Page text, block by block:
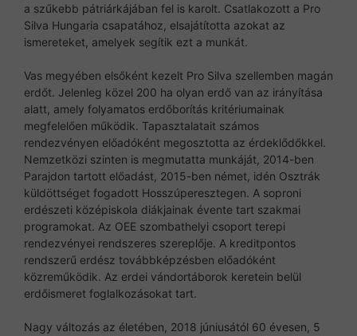
a szűkebb pátriárkájában fel is karolt. Csatlakozott a Pro
Silva Hungaria csapatához, elsajátította azokat az
ismereteket, amelyek segítik ezt a munkát.
Vas megyében elsőként kezelt Pro Silva szellemben magán
erdőt. Jelenleg közel 200 ha olyan erdő van az irányítása
alatt, amely folyamatos erdőborítás kritériumainak
megfelelően működik. Tapasztalatait számos
rendezvényen előadóként megosztotta az érdeklődőkkel.
Nemzetközi szinten is megmutatta munkáját, 2014-ben
Parajdon tartott előadást, 2015-ben német, idén Osztrák
küldöttséget fogadott Hosszúperesztegen. A soproni
erdészeti középiskola diákjainak évente tart szakmai
programokat. Az OEE szombathelyi csoport terepi
rendezvényei rendszeres szereplője. A kreditpontos
rendszerű erdész továbbképzésben előadóként
közreműködik. Az erdei vándortáborok keretein belül
erdőismeret foglalkozásokat tart.
Nagy változás az életében, 2018 júniusától 60 évesen, 5